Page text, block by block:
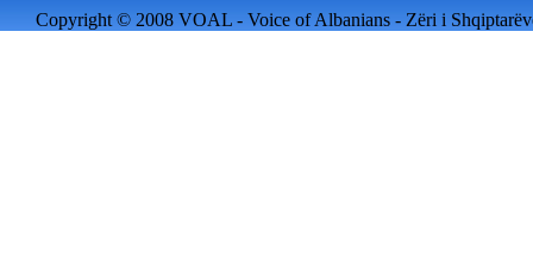
Copyright © 2008 VOAL - Voice of Albanians - Zëri i